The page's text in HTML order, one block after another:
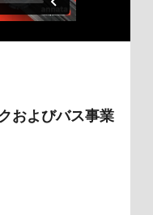
およびバス事業